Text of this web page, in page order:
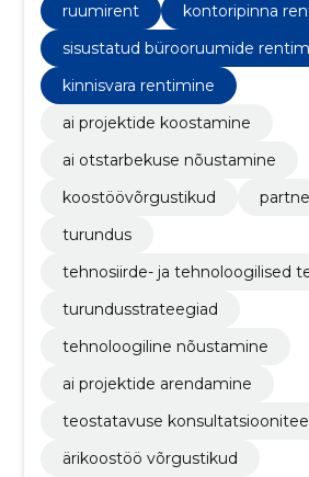
ruumirent
kontoripinna
sisustatud bürooruumide
kinnisvara rentimine
ai projektide koostamine
ai otstarbekuse nõustamine
koostöövõrgustikud
turundus
tehnosiirde- ja tehnoloogilised
turundusstrateegiad
tehnoloogiline nõustamine
ai projektide arendamine
teostatavuse
ärikoostöö võrgustikud